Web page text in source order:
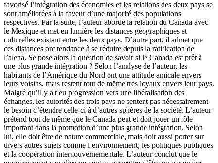
favorisé l’intégration des économies et les relations des deux pays se
sont améliorées à la faveur d’une majorité des populations
respectives. Par la suite, l’auteur aborde la relation du Canada avec
le Mexique et met en lumière les distances géographiques et
culturelles existant entre les deux pays. D’autre part, il admet que
ces distances ont tendance à se réduire depuis la ratification de
l’alena. Se pose alors la question de savoir si le Canada est prêt à
une plus grande intégration ? Selon l’analyse de l’auteur, les
habitants de l’Amérique du Nord ont une attitude amicale envers
leurs voisins, mais restent tout de même très loyaux envers leur pays.
Malgré qu’il y ait eu progression vers une libéralisation des
échanges, les autorités des trois pays ne sentent pas nécessairement
le besoin d’étendre celle-ci à d’autres sphères de la société. L’auteur
prétend tout de même que le Canada peut et doit jouer un rôle
important dans la promotion d’une plus grande intégration. Selon
lui, elle doit être de nature commerciale, mais doit aussi porter sur
divers autres sujets comme l’environnement, les politiques publiques
et la coopération intergouvernementale. L’auteur conclut que le